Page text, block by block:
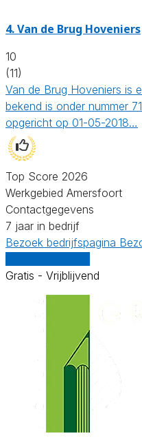
4.Van de Brug Hoveniers
10
(11)
Van de Brug Hoveniers is
bekend is onder nummer
opgericht op 01-05-2018…
Top Score 2026
Werkgebied Amersfoort
Contactgegevens
7 jaar in bedrijf
Bezoek bedrijfspagina
Gratis - Vrijblijvend